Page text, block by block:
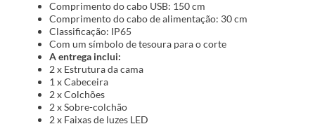
Comprimento do cabo USB: 150 cm
Comprimento do cabo de alimentação: 30 cm
Classificação: IP65
Com um símbolo de tesoura para o corte
A entrega inclui:
2 x Estrutura da cama
1 x Cabeceira
2 x Colchões
2 x Sobre-colchão
2 x Faixas de luzes LED